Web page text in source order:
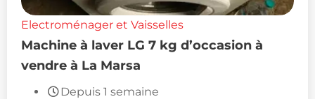
Electroménager et Vaisselles
Machine à laver LG 7 kg d’occasion à
vendre à La Marsa
Depuis 1 semaine